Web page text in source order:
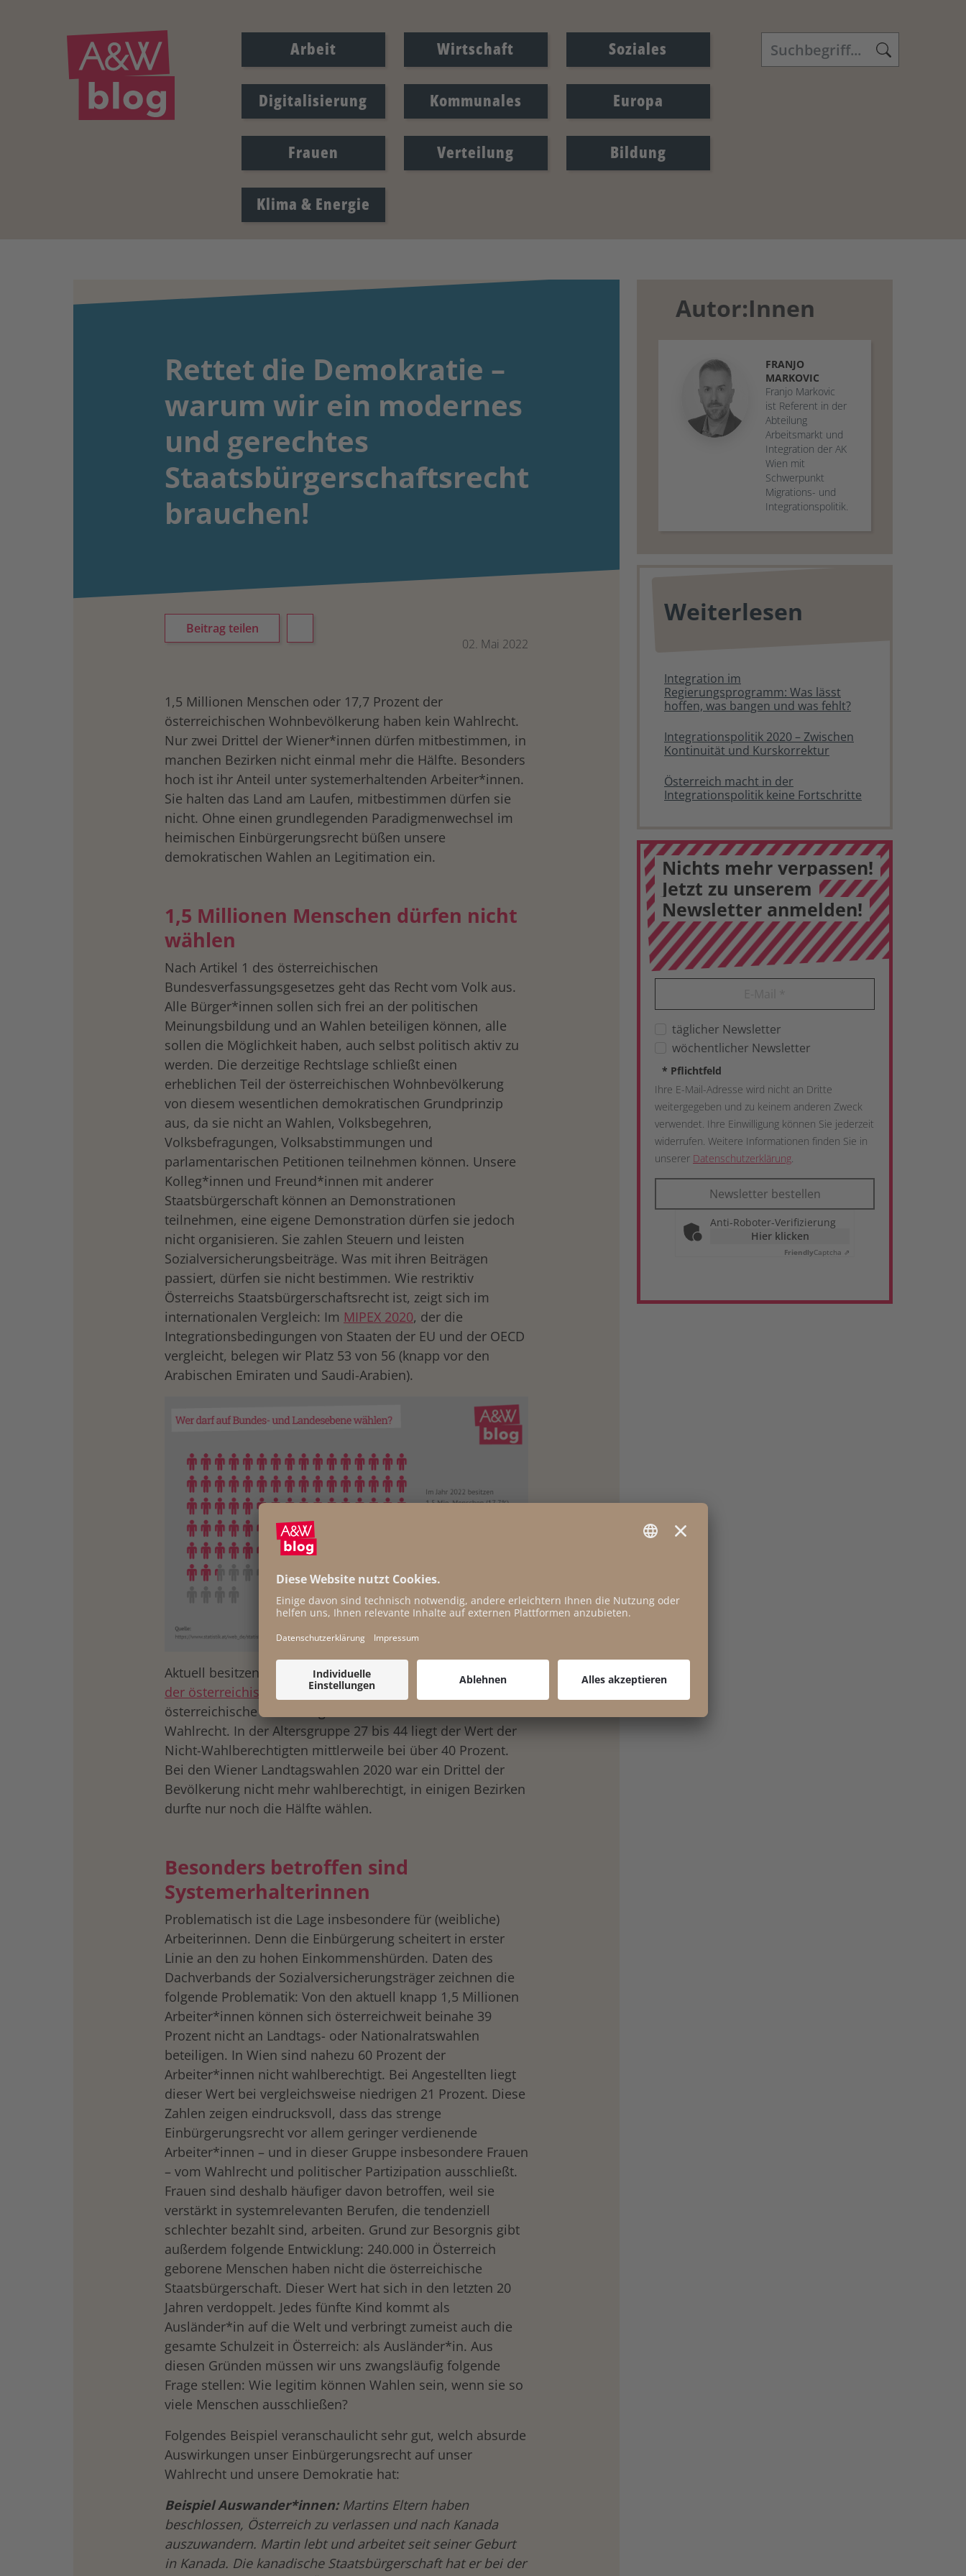
Arbeit Wirtschaft Soziales
Digitalisierung Kommunales Europa
Frauen Verteilung Bildung
Klima & Energie
Rettet die Demokratie –
warum wir ein modernes
und gerechtes
Staatsbürgerschaftsrecht
brauchen!
Beitrag teilen
02. Mai 2022
1,5 Millionen Menschen oder 17,7 Prozent der
österreichischen Wohnbevölkerung haben kein Wahlrecht.
Nur zwei Drittel der Wiener*innen dürfen mitbestimmen, in
manchen Bezirken nicht einmal mehr die Hälfte. Besonders
hoch ist ihr Anteil unter systemerhaltenden Arbeiter*innen.
Sie halten das Land am Laufen, mitbestimmen dürfen sie
nicht. Ohne einen grundlegenden Paradigmenwechsel im
heimischen Einbürgerungsrecht büßen unsere
demokratischen Wahlen an Legitimation ein.
1,5 Millionen Menschen dürfen nicht
wählen
Nach Artikel 1 des österreichischen
Bundesverfassungsgesetzes geht das Recht vom Volk aus.
Alle Bürger*innen sollen sich frei an der politischen
Meinungsbildung und an Wahlen beteiligen können, alle
sollen die Möglichkeit haben, auch selbst politisch aktiv zu
werden. Die derzeitige Rechtslage schließt einen
erheblichen Teil der österreichischen Wohnbevölkerung
von diesem wesentlichen demokratischen Grundprinzip
aus, da sie nicht an Wahlen, Volksbegehren,
Volksbefragungen, Volksabstimmungen und
parlamentarischen Petitionen teilnehmen können. Unsere
Kolleg*innen und Freund*innen mit anderer
Staatsbürgerschaft können an Demonstrationen
teilnehmen, eine eigene Demonstration dürfen sie jedoch
nicht organisieren. Sie zahlen Steuern und leisten
Sozialversicherungsbeiträge. Was mit ihren Beiträgen
passiert, dürfen sie nicht bestimmen. Wie restriktiv
Österreichs Staatsbürgerschaftsrecht ist, zeigt sich im
internationalen Vergleich: Im MIPEX 2020, der die
Integrationsbedingungen von Staaten der EU und der OECD
vergleicht, belegen wir Platz 53 von 56 (knapp vor den
Arabischen Emiraten und Saudi-Arabien).
Aktuell besitzen
1,5 Millionen Menschen bzw. 17,7 Prozent
der österreichischen Wohnbevölkerung
österreichische Staatsbürgerschaft und damit kein
Wahlrecht. In der Altersgruppe 27 bis 44 liegt der Wert der
Nicht-Wahlberechtigten mittlerweile bei über 40 Prozent.
Bei den Wiener Landtagswahlen 2020 war ein Drittel der
Bevölkerung nicht mehr wahlberechtigt, in einigen Bezirken
durfte nur noch die Hälfte wählen.
Besonders betroffen sind
Systemerhalterinnen
Problematisch ist die Lage insbesondere für (weibliche)
Arbeiterinnen. Denn die Einbürgerung scheitert in erster
Linie an den zu hohen Einkommenshürden. Daten des
Dachverbands der Sozialversicherungsträger zeichnen die
folgende Problematik: Von den aktuell knapp 1,5 Millionen
Arbeiter*innen können sich österreichweit beinahe 39
Prozent nicht an Landtags- oder Nationalratswahlen
beteiligen. In Wien sind nahezu 60 Prozent der
Arbeiter*innen nicht wahlberechtigt. Bei Angestellten liegt
dieser Wert bei vergleichsweise niedrigen 21 Prozent. Diese
Zahlen zeigen eindrucksvoll, dass das strenge
Einbürgerungsrecht vor allem geringer verdienende
Arbeiter*innen – und in dieser Gruppe insbesondere Frauen
– vom Wahlrecht und politischer Partizipation ausschließt.
Frauen sind deshalb häufiger davon betroffen, weil sie
verstärkt in systemrelevanten Berufen, die tendenziell
schlechter bezahlt sind, arbeiten. Grund zur Besorgnis gibt
außerdem folgende Entwicklung: 240.000 in Österreich
geborene Menschen haben nicht die österreichische
Staatsbürgerschaft. Dieser Wert hat sich in den letzten 20
Jahren verdoppelt. Jedes fünfte Kind kommt als
Ausländer*in auf die Welt und verbringt zumeist auch die
gesamte Schulzeit in Österreich: als Ausländer*in. Aus
diesen Gründen müssen wir uns zwangsläufig folgende
Frage stellen: Wie legitim können Wahlen sein, wenn sie so
viele Menschen ausschließen?
Folgendes Beispiel veranschaulicht sehr gut, welch absurde
Auswirkungen unser Einbürgerungsrecht auf unser
Wahlrecht und unsere Demokratie hat:
Beispiel Auswander*innen:Martins Eltern haben
beschlossen, Österreich zu verlassen und nach Kanada
auszuwandern. Martin lebt und arbeitet seit seiner Geburt
in Kanada. Die kanadische Staatsbürgerschaft hat er bei der
drucken
Autor:Innen
FRANJO
MARKOVIC
Franjo Markovic
ist Referent in der
Abteilung
Arbeitsmarkt und
Integration der AK
Wien mit
Schwerpunkt
Migrations- und
Integrationspolitik.
Weiterlesen
Integration im
Regierungsprogramm: Was lässt
hoffen, was bangen und was fehlt?
Integrationspolitik 2020 – Zwischen
Kontinuität und Kurskorrektur
Österreich macht in der
Integrationspolitik keine Fortschritte
Nichts mehr verpassen!
Jetzt zu unserem
Newsletter anmelden!
täglicher Newsletter
wöchentlicher Newsletter
* Pflichtfeld
Ihre E-Mail-Adresse wird nicht an Dritte
weitergegeben und zu keinem anderen Zweck
verwendet. Ihre Einwilligung können Sie jederzeit
widerrufen. Weitere Informationen finden Sie in
unserer Datenschutzerklärung.
Newsletter bestellen
Anti-Roboter-Verifizierung
Hier klicken
FriendlyCaptcha ⇗